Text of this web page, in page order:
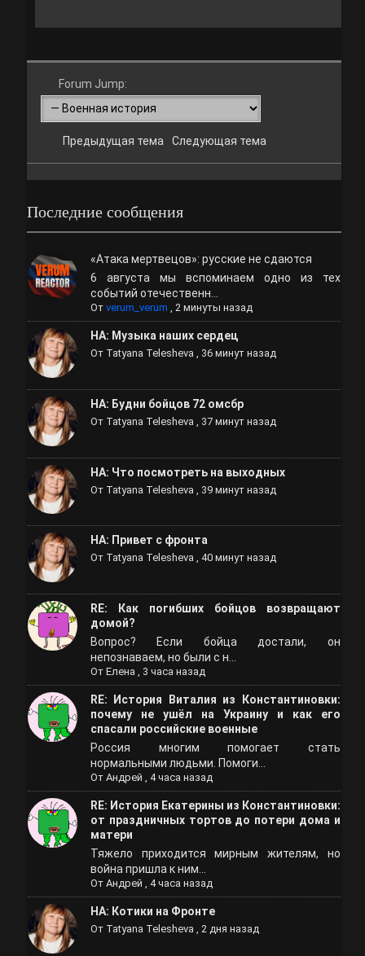
Forum Jump:
Предыдущая тема Следующая тема
Последние сообщения
«Атака мертвецов»: русские не сдаются
6 августа мы вспоминаем одно из тех
событий отечественн...
От verum_verum , 2 минуты назад
НА: Музыка наших сердец
От Tatyana Telesheva , 36 минут назад
НА: Будни бойцов 72 омсбр
От Tatyana Telesheva 37 минут назад
НА: Что посмотреть на выходных
От Tatyana Telesheva 39 минут назад
НА: Привет с фронта
От Tatyana Telesheva , 40 минут назад
RE: Как погибших бойцов возвращают
домой?
Вопрос? Если бойца достали, он
непознаваем, но были с н...
От Елена , 3 часа назад
RE: История Виталия из Константиновки:
почему не ушёл на Украину и как его
спасали российские военные
Россия многим помогает стать
нормальными людьми. Помоги...
От Андрей , 4 часа назад
RE: История Екатерины из Константиновки:
от праздничных тортов до потери дома и
матери
Тяжело приходится мирным жителям, но
война пришла к ним...
От Андрей , 4 часа назад
НА: Котики на Фронте
От Tatyana Telesheva , 2 дня назад